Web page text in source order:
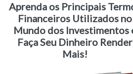
Aprenda os Principais
Financeiros Utilizados no
Mundo dos Investimentos
Faça Seu Dinheiro Render
Mais!